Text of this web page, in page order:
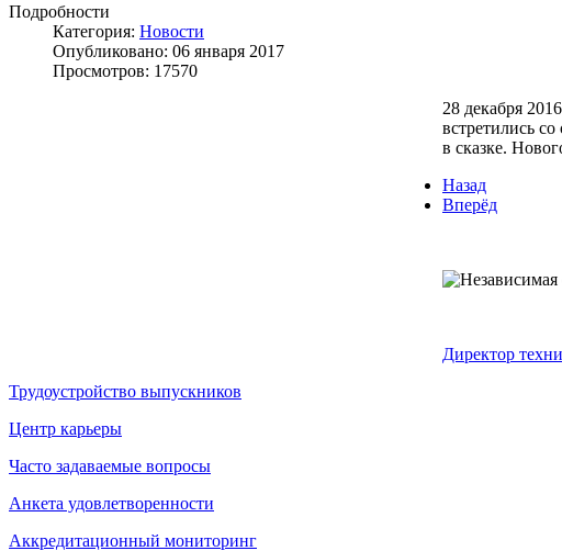
Подробности
Категория: Новости
Опубликовано: 06 января 2017
Просмотров: 17570
28 декабря
встретились
в сказке.
Назад
Вперёд
Директор
Трудоустройство выпускников
Центр карьеры
Часто задаваемые вопросы
Анкета удовлетворенности
Аккредитационный мониторинг